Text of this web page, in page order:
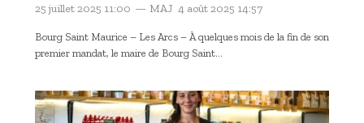
25 juillet 2025 11:00 MAJ 4 août 2025 14:57
Bourg Saint Maurice – Les Arcs – À quelques mois de la fin de son
premier mandat, le maire de Bourg Saint…